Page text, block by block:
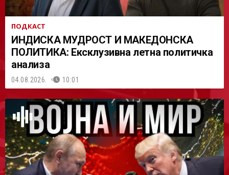
ПОДКАСТ
ИНДИСКА МУДРОСТ И МАКЕДОНСКА
ПОЛИТИКА: Ексклузивна летна политичка
анализа
04.08.2026. 10:01